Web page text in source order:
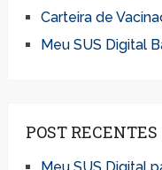
Carteira de
Meu SUS Digital
POST RECENTES